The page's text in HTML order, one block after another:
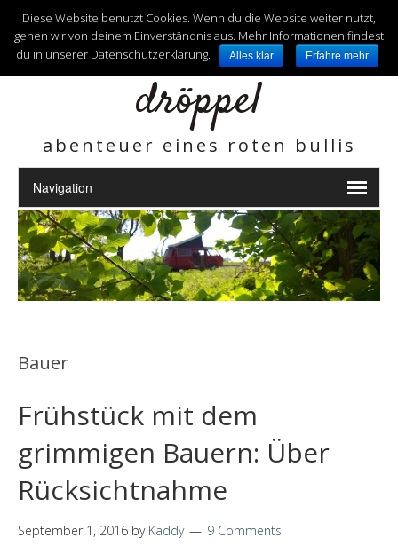
unterwegs mit
dröppel
abenteuer eines roten bullis
Bauer
Frühstück mit dem
grimmigen Bauern: Über
Rücksichtnahme
September 1, 2016 by Kaddy 9 Comments
Diese Website benutzt Cookies. Wenn du die Website weiter nutzt,
gehen wir von deinem Einverständnis aus. Mehr Informationen findest
du in unserer Datenschutzerklärung.
Alles klar Erfahre mehr